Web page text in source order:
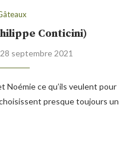
Conticini)
28 septembre 2021
Noémie ce qu’ils veulent pour
presque toujours un